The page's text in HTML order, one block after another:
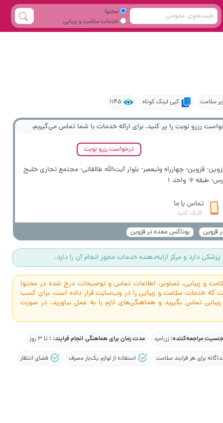
محتوا
خدمات سلامت و زیبایی
سلامت کپی لینک کوتاه 1145
رزرو نوبت را پر کنید. برای ارائه خدمات با شما تماس می‌گیریم.
درخواست رزرو نوبت
قزوین- چهارراه ولیعصر- بلوار آیت‌الله طالقانی- مجتمع تجاری خلیج
طبقه 6- واحد 1
تماس با ما
کلیک کنید
قزوین بوتاکس معده در قزوین
دارد و مرکز ارایه‌دهنده خدمات مجوز انجام آن را دارد.
و زیبایی، تصاویر، اطلاعات تماس و توضیحات درج شده در محتوا
که خدمات سلامت و زیبایی را در وب‌سایت قرار داده است. برای کسب
تماس بگیرید و هماهنگی‌های لازم را به عمل بیاورید. در صورت
جنسیت مراجعه‌کننده:زن/مرد مدت زمان برای هماهنگی انجام فرایند: 1 تا 3 روز
برای هر فرایند سلامت استفاده از لوازم یک‌بار مصرف فضای انتظار